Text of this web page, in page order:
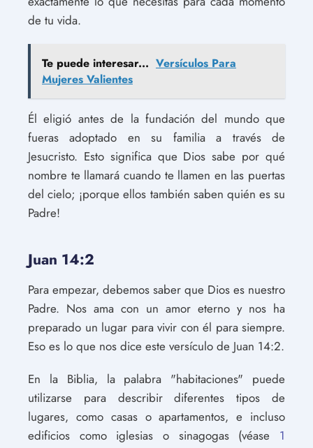
de tu vida.
Te puede interesar... Versículos Para
Mujeres Valientes
Él eligió antes de la fundación del mundo que
fueras adoptado en su familia a través de
Jesucristo. Esto significa que Dios sabe por qué
nombre te llamará cuando te llamen en las puertas
del cielo; ¡porque ellos también saben quién es su
Padre!
Juan 14:2
Para empezar, debemos saber que Dios es nuestro
Padre. Nos ama con un amor eterno y nos ha
preparado un lugar para vivir con él para siempre.
Eso es lo que nos dice este versículo de Juan 14:2.
En la Biblia, la palabra "habitaciones" puede
utilizarse para describir diferentes tipos de
lugares, como casas o apartamentos, e incluso
edificios como iglesias o sinagogas (véase 1